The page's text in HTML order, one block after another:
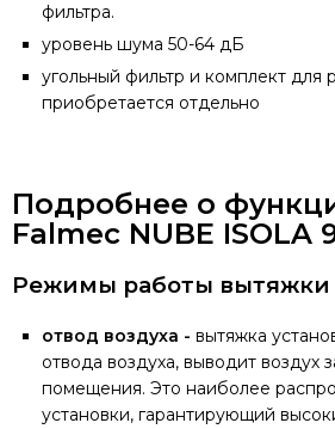
фильтра.
уровень шума 50-64 дБ
угольный фильтр и комплект для
приобретается отдельно
Подробнее о
Falmec NUBE ISOLA
Режимы работы вытяжки
отвод воздуха - вытяжка
отвода воздуха, выводит воздух
помещения. Это наиболее
установки, гарантирующий